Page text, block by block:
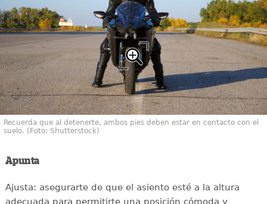
Recuerda que al detenerte, ambos pies deben estar en contacto con el
suelo. (Foto: Shutterstock)
Apunta
Ajusta: asegurarte de que el asiento esté a la altura
adecuada para permitirte una posición cómoda y